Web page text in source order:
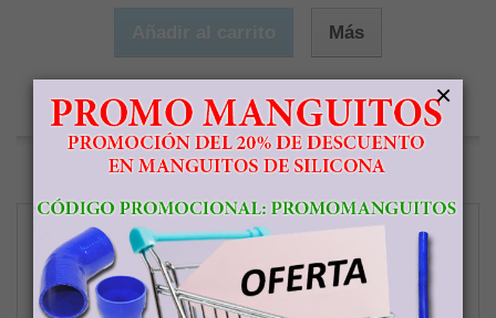
Más
Agotado
Agregar para comparar
×